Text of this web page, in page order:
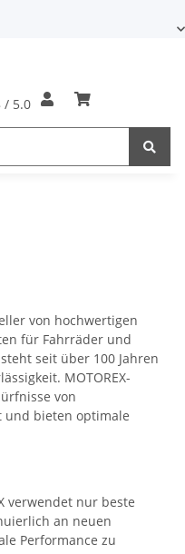
/ 5.0
von hochwertigen
für Fahrräder und
seit über 100 Jahren
MOTOREX-
von
und bieten optimale
verwendet nur beste
an neuen
Performance zu